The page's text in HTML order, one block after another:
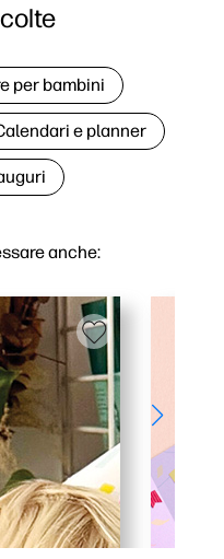
anche:
per bambini
e planner